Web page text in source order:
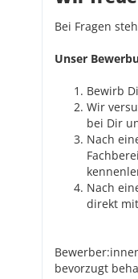
Bei Fragen
Unser
Bewirb
Wir
bei Dir
Nach
Nach
direkt
bevorzugt